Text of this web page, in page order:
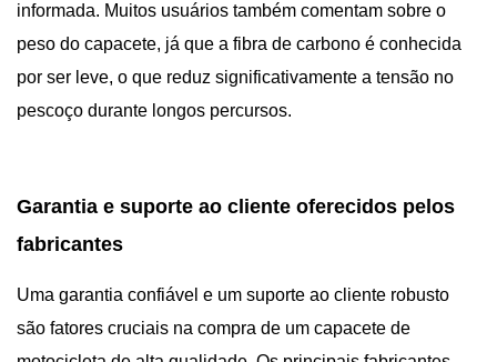
informada. Muitos usuários também comentam sobre o
peso do capacete, já que a fibra de carbono é conhecida
por ser leve, o que reduz significativamente a tensão no
pescoço durante longos percursos.
Garantia e suporte ao cliente oferecidos pelos
fabricantes
Uma garantia confiável e um suporte ao cliente robusto
são fatores cruciais na compra de um capacete de